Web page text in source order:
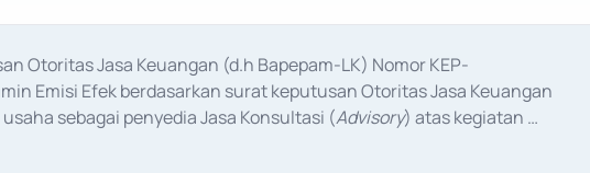
Otoritas Jasa Keuangan (d.h Bapepam-LK) Nomor KEP-
Emisi Efek berdasarkan surat keputusan Otoritas Jasa Keuangan
sebagai penyedia Jasa Konsultasi (Advisory) atas kegiatan